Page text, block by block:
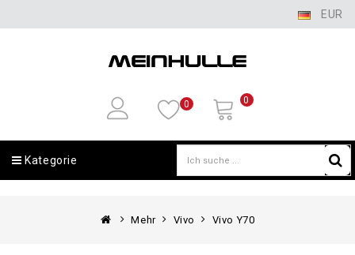
EUR
0 0
Kategorie
Mehr Vivo Vivo Y70